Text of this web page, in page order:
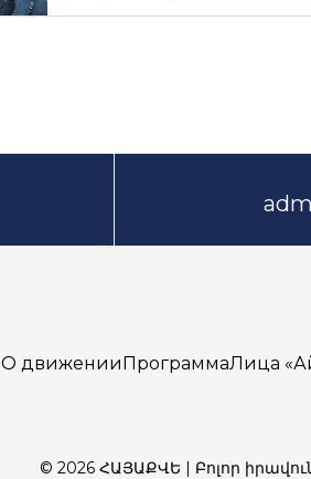
О движенииПрограммаЛица
© 2026 ՀԱՅԱՔՎԵ | Բոլոր